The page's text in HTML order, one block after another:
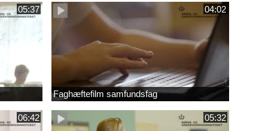
05:37 04:02
Faghæftefilm samfundsfag
06:42 05:32